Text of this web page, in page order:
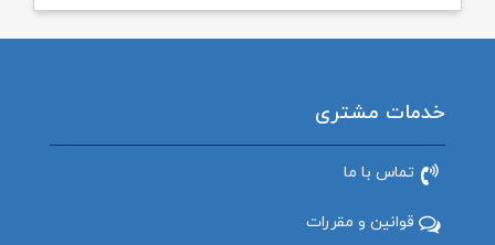
خدمات مشتری
تماس با ما
قوانین و مقررات